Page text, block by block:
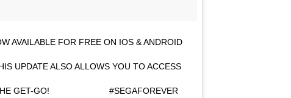
AVAILABLE FOR FREE ON IOS & ANDROID
UPDATE ALSO ALLOWS YOU TO ACCESS
GET-GO! ⠀⠀⠀⠀⠀⠀⠀⠀⠀ #SEGAFOREVER